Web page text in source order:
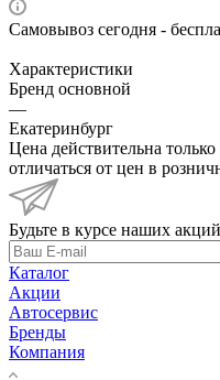
Самовывоз сегодня -
Характеристики
Бренд основной
—
Екатеринбург
Цена действительна
отличаться от цен в
Будьте в курсе наших
Каталог
Акции
Автосервис
Бренды
Компания